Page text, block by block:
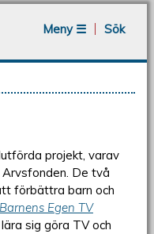
Meny ☰
Sök
projekt, varav
De två
förbättra barn och
Barnens Egen TV
sig göra TV och